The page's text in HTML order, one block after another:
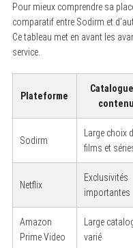
Pour mieux comprendre sa
comparatif entre Sodirm et
Ce tableau met en avant les
service.
Plateforme
Sodirm
Large choix
films et
Netflix
Exclusivités
importantes
Amazon
Prime Video
Large
varié